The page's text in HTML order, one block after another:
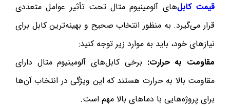
قیمت کابل‌های آلومینیوم متال تحت تأثیر عوامل متعددی
قرار می‌گیرد. به منظور انتخاب صحیح و بهینه‌ترین کابل برای
نیازهای خود، باید به موارد زیر توجه کنید:
مقاومت به حرارت: برخی کابل‌های آلومینیوم متال دارای
مقاومت بالا به حرارت هستند که این ویژگی در انتخاب آن‌ها
برای پروژه‌هایی با دماهای بالا مهم است.